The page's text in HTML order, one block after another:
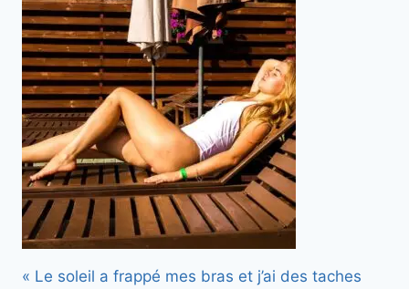
« Le soleil a frappé mes bras et j’ai des taches